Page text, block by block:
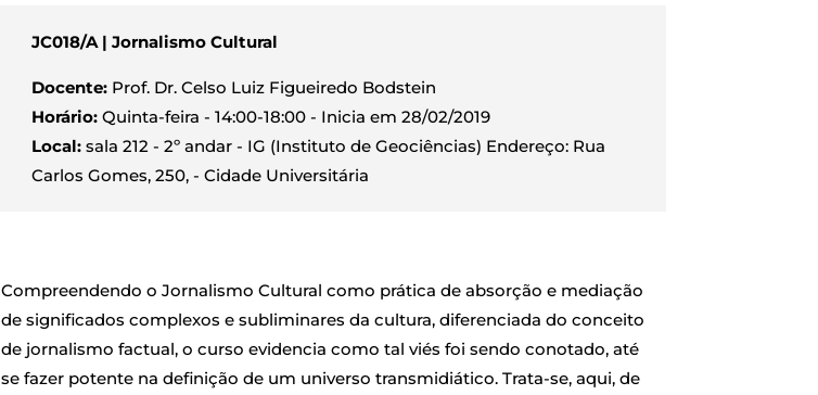
JC018/A | Jornalismo Cultural
Docente:Prof. Dr. Celso Luiz Figueiredo Bodstein
Horário:Quinta-feira - 14:00-18:00 - Inicia em 28/02/2019
Local:sala 212 - 2º andar - IG (Instituto de Geociências) Endereço: Rua
Carlos Gomes, 250, - Cidade Universitária
Compreendendo o Jornalismo Cultural como prática de absorção e mediação
de significados complexos e subliminares da cultura, diferenciada do conceito
de jornalismo factual, o curso evidencia como tal viés foi sendo conotado, até
se fazer potente na definição de um universo transmidiático. Trata-se, aqui, de